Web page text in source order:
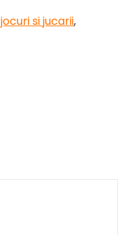
jocuri si jucarii,